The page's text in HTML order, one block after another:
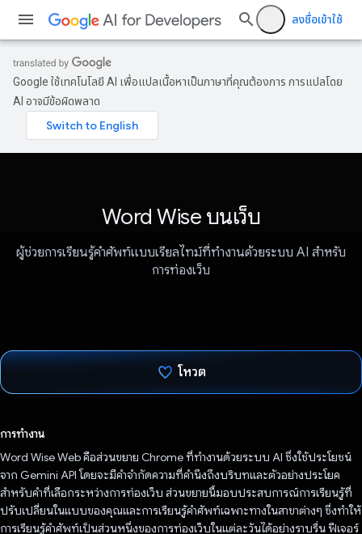
ลงชื่อเข้าใช้
Google ใช้เทคโนโลยี AI เพื่อแปลเนื้อหาเป็นภาษาที่คุณต้องการ การแปลโดย
AI อาจมีข้อผิดพลาด
Word Wise บนเว็บ
ผู้ช่วยการเรียนรู้คําศัพท์แบบเรียลไทม์ที่ทำงานด้วยระบบ AI สําหรับ
การท่องเว็บ
โหวต
การทำงาน
Word Wise Web คือส่วนขยาย Chrome ที่ทำงานด้วยระบบ AI ซึ่งใช้ประโยชน์
จาก Gemini API โดยจะมีคำจำกัดความที่คำนึงถึงบริบทและตัวอย่างประโยค
สำหรับคำที่เลือกระหว่างการท่องเว็บ ส่วนขยายนี้มอบประสบการณ์การเรียนรู้ที่
ปรับเปลี่ยนในแบบของคุณและการเรียนรู้คำศัพท์เฉพาะทางในสาขาต่างๆ ซึ่งทำให้
การเรียนรู้คำศัพท์เป็นส่วนหนึ่งของการท่องเว็บในแต่ละวันได้อย่างราบรื่น ฟีเจอร์